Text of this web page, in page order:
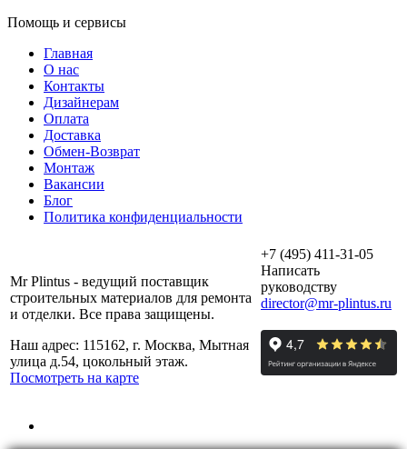
Помощь и сервисы
Главная
О нас
Контакты
Дизайнерам
Оплата
Доставка
Обмен-Возврат
Монтаж
Вакансии
Блог
Политика конфиденциальности
Mr Plintus - ведущий поставщик
строительных материалов для ремонта
и отделки. Все права защищены.
Наш адрес: 115162, г. Москва, Мытная
улица д.54, цокольный этаж.
Посмотреть на карте
+7 (495) 411-31-05
Написать
руководству
director@mr-plintus.ru